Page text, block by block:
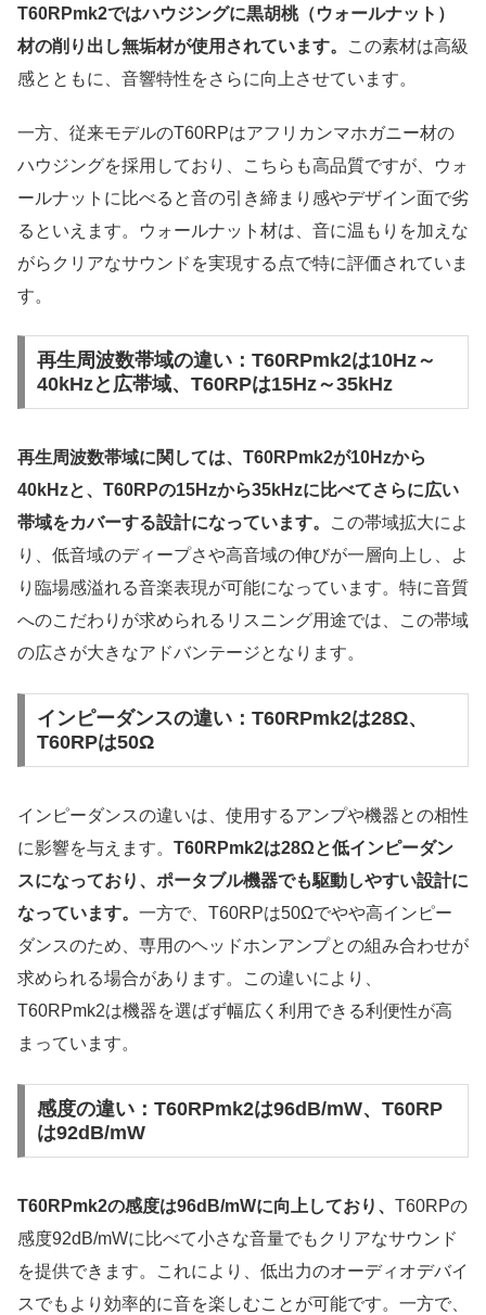
T60RPmk2ではハウジングに黒胡桃（ウォールナット）
材の削り出し無垢材が使用されています。
この素材は高級
感とともに、音響特性をさらに向上させています。
一方、従来モデルのT60RPはアフリカンマホガニー材の
ハウジングを採用しており、こちらも高品質ですが、ウォ
ールナットに比べると音の引き締まり感やデザイン面で劣
るといえます。ウォールナット材は、音に温もりを加えな
がらクリアなサウンドを実現する点で特に評価されていま
す。
再生周波数帯域の違い：T60RPmk2は10Hz～
40kHzと広帯域、T60RPは15Hz～35kHz
再生周波数帯域に関しては、T60RPmk2が10Hzから
40kHzと、T60RPの15Hzから35kHzに比べてさらに広い
帯域をカバーする設計になっています。
この帯域拡大によ
り、低音域のディープさや高音域の伸びが一層向上し、よ
り臨場感溢れる音楽表現が可能になっています。特に音質
へのこだわりが求められるリスニング用途では、この帯域
の広さが大きなアドバンテージとなります。
インピーダンスの違い：T60RPmk2は28Ω、
T60RPは50Ω
インピーダンスの違いは、使用するアンプや機器との相性
に影響を与えます。 T60RPmk2は28Ωと低インピーダン
スになっており、ポータブル機器でも駆動しやすい設計に
なっています。 一方で、T60RPは50Ωでやや高インピー
ダンスのため、専用のヘッドホンアンプとの組み合わせが
求められる場合があります。この違いにより、
T60RPmk2は機器を選ばず幅広く利用できる利便性が高
まっています。
感度の違い：T60RPmk2は96dB/mW、T60RP
は92dB/mW
T60RPmk2の感度は96dB/mWに向上しており、 T60RPの
感度92dB/mWに比べて小さな音量でもクリアなサウンド
を提供できます。これにより、低出力のオーディオデバイ
スでもより効率的に音を楽しむことが可能です。一方で、